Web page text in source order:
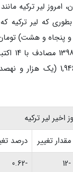
امروز لیر ترکیه
پنجاه و هشت) تومان
0.61 درصدی به 1,946
مقدار تغییر درصد
-12
-0.62